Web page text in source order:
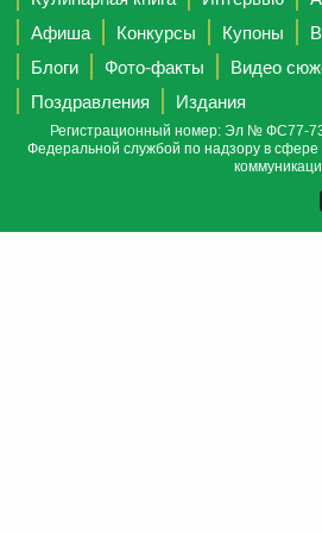
Афиша
Конкурсы Купоны
Блоги
Фото-факты
Видео
Поздравления
Издания
Регистрационный номер: Эл № ФС77-
Федеральной службой по надзору в